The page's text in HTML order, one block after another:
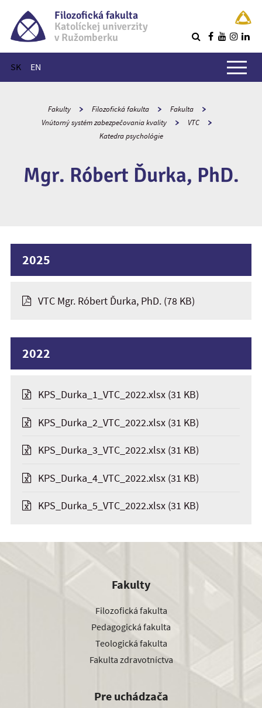
Filozofická fakulta
Katolíckej univerzity
v Ružomberku
SK EN
Hlavné menu
Fakulty Filozofická fakulta
Fakulta
Vnútorný systém zabezpečovania kvality
VTC
Katedra psychológie
Mgr. Róbert Ďurka, PhD.
2025
VTC Mgr. Róbert Ďurka, PhD. (78 KB)
2022
KPS_Durka_1_VTC_2022.xlsx (31 KB)
KPS_Durka_2_VTC_2022.xlsx (31 KB)
KPS_Durka_3_VTC_2022.xlsx (31 KB)
KPS_Durka_4_VTC_2022.xlsx (31 KB)
KPS_Durka_5_VTC_2022.xlsx (31 KB)
Fakulty
Filozofická fakulta
Pedagogická fakulta
Teologická fakulta
Fakulta zdravotníctva
Pre uchádzača